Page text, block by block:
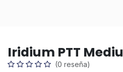
Iridium PTT
(0 reseña)